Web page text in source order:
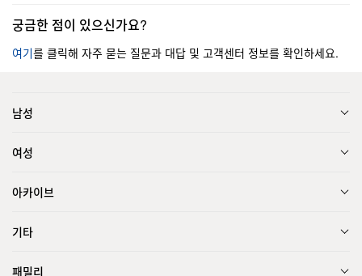
궁금한 점이 있으신가요?
여기를 클릭해 자주 묻는 질문과 대답 및 고객센터 정보를 확인하세요.
남성
여성
아카이브
기타
패밀리